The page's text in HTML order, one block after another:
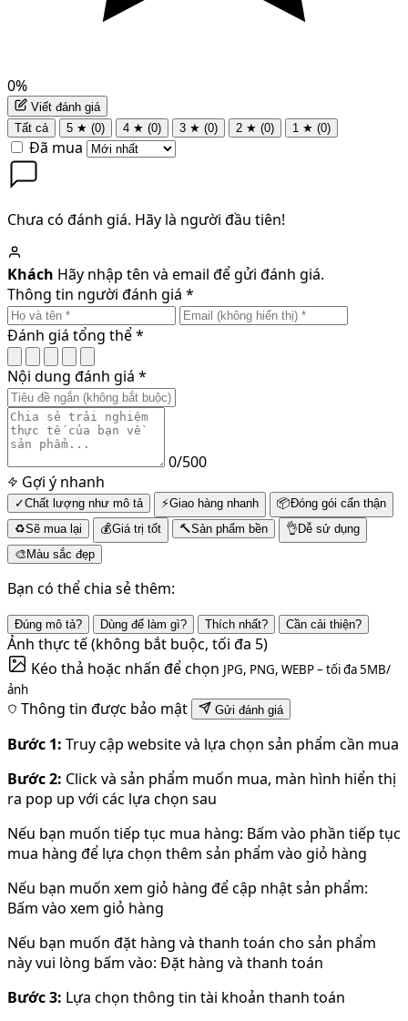
0%
Viết đánh giá
Tất cả
5 ★ (0) 4 ★ (0) 3 ★ (0) 2 ★ (0) 1 ★ (0)
Đã mua
Chưa có đánh giá. Hãy là người đầu tiên!
Khách Hãy nhập tên và email để gửi đánh giá.
Thông tin người đánh giá *
Đánh giá tổng thể*
Nội dung đánh giá *
0/500
Gợi ý nhanh
✓Chất lượng như mô tả ⚡Giao hàng nhanh 📦Đóng gói cẩn thận
♻Sẽ mua lại 💰Giá trị tốt 🔨Sản phẩm bền 👌Dễ sử dụng
🎨 Màu sắc đẹp
Bạn có thể chia sẻ thêm:
Đúng mô tả? Dùng để làm gì? Thích nhất? Cần cải thiện?
Ảnh thực tế(không bắt buộc, tối đa 5)
Kéo thả hoặc nhấn để chọn JPG, PNG, WEBP – tối đa 5MB/
ảnh
Thông tin được bảo mật Gửi đánh giá
Bước 1: Truy cập website và lựa chọn sản phẩm cần mua
Bước 2: Click và sản phẩm muốn mua, màn hình hiển thị
ra pop up với các lựa chọn sau
Nếu bạn muốn tiếp tục mua hàng: Bấm vào phần tiếp tục
mua hàng để lựa chọn thêm sản phẩm vào giỏ hàng
Nếu bạn muốn xem giỏ hàng để cập nhật sản phẩm:
Bấm vào xem giỏ hàng
Nếu bạn muốn đặt hàng và thanh toán cho sản phẩm
này vui lòng bấm vào: Đặt hàng và thanh toán
Bước 3: Lựa chọn thông tin tài khoản thanh toán